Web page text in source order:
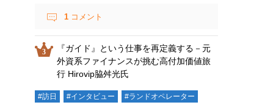
1 コメント
『ガイド』という仕事を再定義する－元
外資系ファイナンスが挑む高付加価値旅
行 Hirovip脇舛光氏
#訪日 #インタビュー #ランドオペレーター